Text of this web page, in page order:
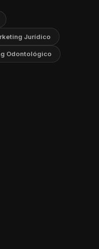
Jurídico
Odontológico